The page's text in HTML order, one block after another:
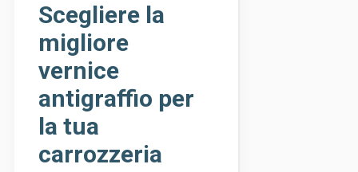
Scegliere la
migliore
vernice
antigraffio per
la tua
carrozzeria